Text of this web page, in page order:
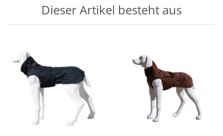
Dieser Artikel besteht aus